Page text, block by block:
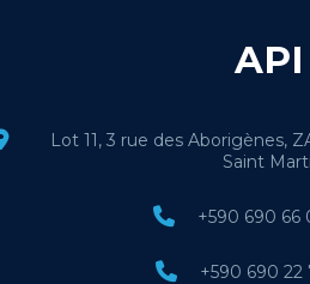
API
Lot 11, 3 rue des Aborigènes,
Saint
+590 690 66
+590 690 22